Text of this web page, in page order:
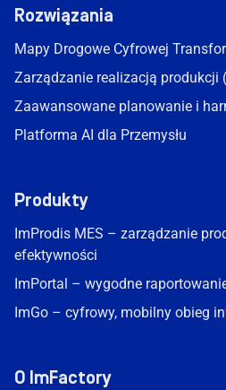
Rozwiązania
Mapy Drogowe Cyfrowej
Zarządzanie realizacją produkcji
Zaawansowane planowanie i
Platforma AI dla Przemysłu
Produkty
ImProdis MES – zarządzanie
efektywności
ImPortal – wygodne
ImGo – cyfrowy, mobilny obieg
O ImFactory